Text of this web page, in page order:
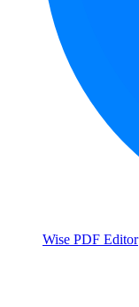
Wise PDF Editor